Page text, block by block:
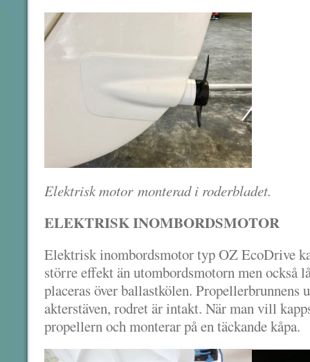
Elektrisk motor monterad i roderbladet.
ELEKTRISK INOMBORDSMOTOR
Elektrisk inombordsmotor typ OZ EcoDrive
större effekt än utombordsmotorn men också
placeras över ballastkölen. Propellerbrunnens
akterstäven, rodret är intakt. När man vill
propellern och monterar på en täckande kåpa.